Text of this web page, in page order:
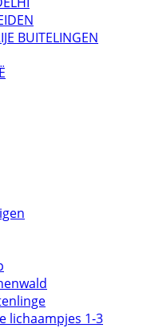
BUITELINGEN
lichaampjes 1-3